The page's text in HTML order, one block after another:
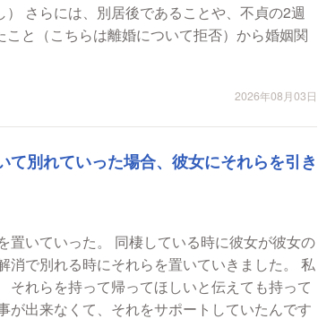
さらには、別居後であることや、不貞の2週
と（こちらは離婚について拒否）から婚姻関
2026年08月03日
別れていった場合、彼女にそれらを引き
いる時に彼女が彼女の
消で別れる時にそれらを置いていきました。 私
それらを持って帰ってほしいと伝えても持って